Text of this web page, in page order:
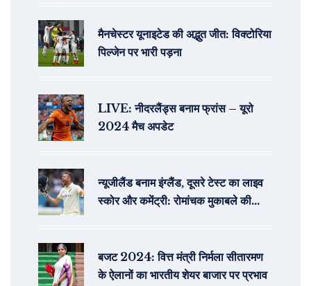
मैनचेस्टर यूनाइटेड की अद्भुत जीत: विक्टोरिया
पिल्जेन पर भारी पड़ना
LIVE: नीदरलैंड्स बनाम फ्रांस – यूरो
2024 मैच अपडेट
न्यूजीलैंड बनाम इंग्लैंड, दूसरे टेस्ट का लाइव
स्कोर और कमेंट्री: रोमांचक मुकाबले की
बजट 2024: वित्त मंत्री निर्मला सीतारमण
के ऐलानों का भारतीय शेयर बाजार पर प्रभाव